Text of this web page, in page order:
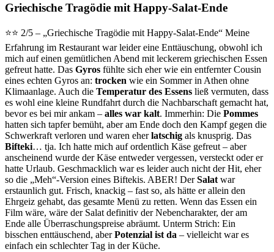
Griechische Tragödie mit Happy-Salat-Ende
⭐️⭐️ 2/5 – „Griechische Tragödie mit Happy-Salat-Ende“ Meine
Erfahrung im Restaurant war leider eine Enttäuschung, obwohl ich
mich auf einen gemütlichen Abend mit leckerem griechischen Essen
gefreut hatte. Das Gyros fühlte sich eher wie ein entfernter Cousin
eines echten Gyros an: trocken wie ein Sommer in Athen ohne
Klimaanlage. Auch die Temperatur des Essens ließ vermuten, dass
es wohl eine kleine Rundfahrt durch die Nachbarschaft gemacht hat,
bevor es bei mir ankam – alles war kalt. Immerhin: Die Pommes
hatten sich tapfer bemüht, aber am Ende doch den Kampf gegen die
Schwerkraft verloren und waren eherlatschig als knusprig. Das
Bifteki… tja. Ich hatte mich auf ordentlich Käse gefreut – aber
anscheinend wurde der Käse entweder vergessen, versteckt oder er
hatte Urlaub. Geschmacklich war es leider auch nicht der Hit, eher
so die „Meh“-Version eines Biftekis. ABER! DerSalat war
erstaunlich gut. Frisch, knackig – fast so, als hätte er allein den
Ehrgeiz gehabt, das gesamte Menü zu retten. Wenn das Essen ein
Film wäre, wäre der Salat definitiv der Nebencharakter, der am
Ende alle Überraschungspreise abräumt. Unterm Strich: Ein
bisschen enttäuschend, aberPotenzial ist da – vielleicht war es
einfach ein schlechter Tag in der Küche.